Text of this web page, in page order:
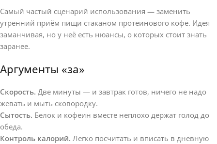
Самый частый сценарий использования — заменить
утренний приём пищи стаканом протеинового кофе. Идея
заманчивая, но у неё есть нюансы, о которых стоит знать
заранее.
Аргументы «за»
Скорость. Две минуты — и завтрак готов, ничего не надо
жевать и мыть сковородку.
Сытость. Белок и кофеин вместе неплохо держат голод до
обеда.
Контроль калорий. Легко посчитать и вписать в дневную